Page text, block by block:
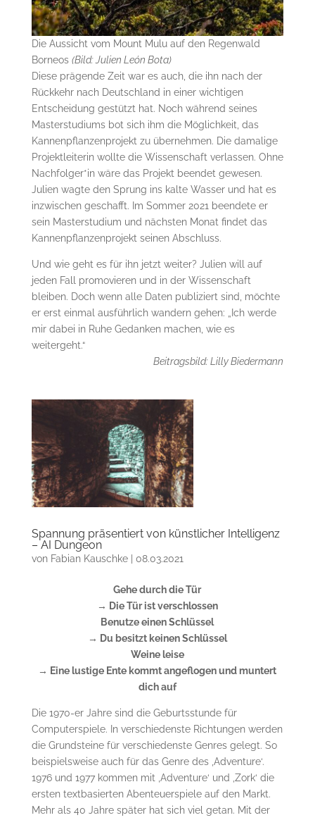
Die Aussicht vom Mount Mulu auf den Regenwald
Borneos (Bild: Julien León Bota)
Diese prägende Zeit war es auch, die ihn nach der
Rückkehr nach Deutschland in einer wichtigen
Entscheidung gestützt hat. Noch während seines
Masterstudiums bot sich ihm die Möglichkeit, das
Kannenpflanzenprojekt zu übernehmen. Die damalige
Projektleiterin wollte die Wissenschaft verlassen. Ohne
Nachfolger*in wäre das Projekt beendet gewesen.
Julien wagte den Sprung ins kalte Wasser und hat es
inzwischen geschafft. Im Sommer 2021 beendete er
sein Masterstudium und nächsten Monat findet das
Kannenpflanzenprojekt seinen Abschluss.
Und wie geht es für ihn jetzt weiter? Julien will auf
jeden Fall promovieren und in der Wissenschaft
bleiben. Doch wenn alle Daten publiziert sind, möchte
er erst einmal ausführlich wandern gehen: „Ich werde
mir dabei in Ruhe Gedanken machen, wie es
weitergeht.“
Beitragsbild: Lilly Biedermann
Spannung präsentiert von künstlicher Intelligenz
– AI Dungeon
von Fabian Kauschke| 08.03.2021
Gehe durch die Tür
→ Die Tür ist verschlossen
Benutze einen Schlüssel
→ Du besitzt keinen Schlüssel
Weine leise
→ Eine lustige Ente kommt angeflogen und muntert
dich auf
Die 1970-er Jahre sind die Geburtsstunde für
Computerspiele. In verschiedenste Richtungen werden
die Grundsteine für verschiedenste Genres gelegt. So
beispielsweise auch für das Genre des ‚Adventure‘.
1976 und 1977 kommen mit ‚Adventure‘ und ‚Zork‘ die
ersten textbasierten Abenteuerspiele auf den Markt.
Mehr als 40 Jahre später hat sich viel getan. Mit der